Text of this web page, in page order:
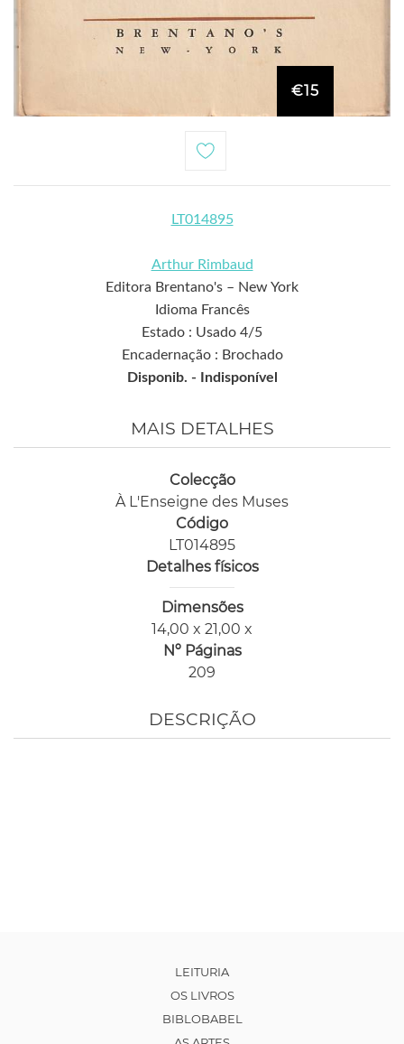
€15
LT014895
Arthur Rimbaud
Editora Brentano's – New York
Idioma Francês
Estado : Usado 4/5
Encadernação : Brochado
Disponib. -
Indisponível
MAIS DETALHES
Colecção
À L'Enseigne des Muses
Código
LT014895
Detalhes físicos
Dimensões
14,00 x 21,00 x
Nº Páginas
209
DESCRIÇÃO
LEITURIA
OS LIVROS
BIBLOBABEL